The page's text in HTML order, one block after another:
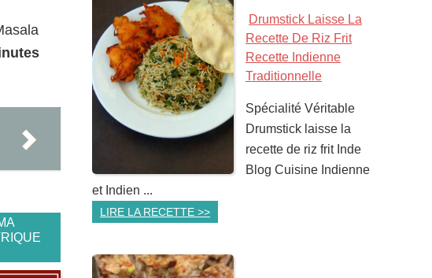
Drumstick Laisse La
Recette De Riz Frit
Recette Indienne
Traditionnelle
Spécialité Véritable
Drumstick laisse la
recette de riz frit Inde
Blog Cuisine Indienne
et Indien ...
LIRE LA RECETTE >>